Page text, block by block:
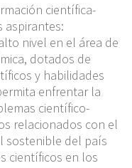
científica-
aspirantes:
nivel en el área de
dotados de
y habilidades
enfrentar la
científico-
relacionados con el
sostenible del país
científicos en los